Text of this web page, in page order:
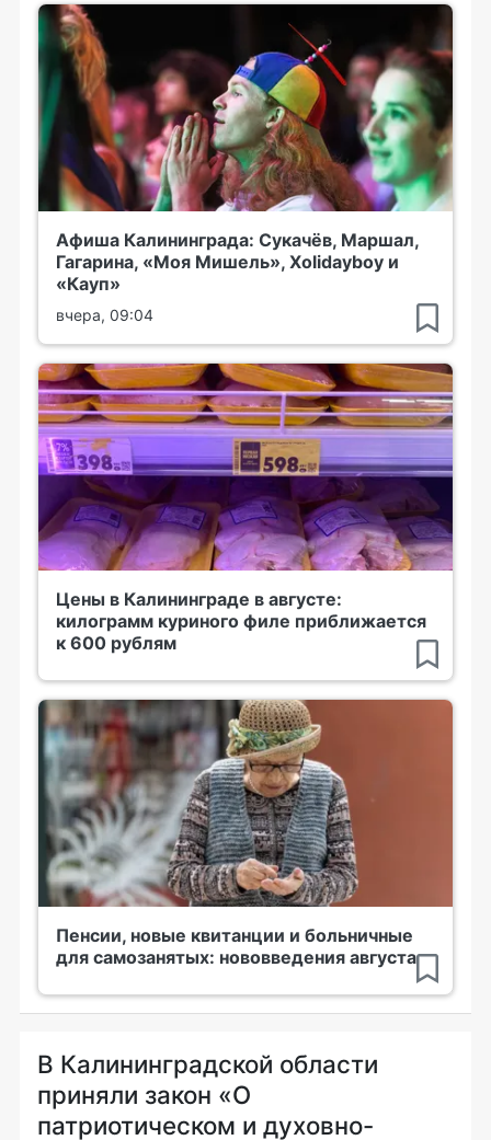
Афиша Калининграда: Сукачёв, Маршал,
Гагарина, «Моя Мишель», Xolidayboy и
«Кауп»
вчера, 09:04
Цены в Калининграде в августе:
килограмм куриного филе приближается
к 600 рублям
Пенсии, новые квитанции и больничные
для самозанятых: нововведения августа
В Калининградской области
приняли закон «О
патриотическом и духовно-